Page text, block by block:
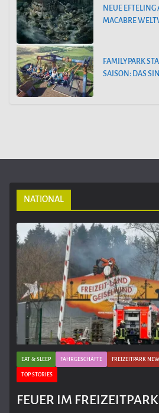
NEUE
MACABRE
FAMILYPARK
SAISON: DAS
NATIONAL
EAT & SLEEP FAHRGESCHÄFTE FREIZEITPARK
TOP STORIES
FEUER IM